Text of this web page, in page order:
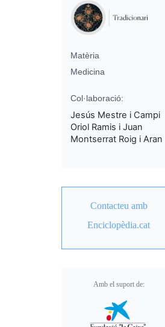
Matèria
Medicina
Col·laboració:
Jesús Mestre i Campi
Oriol Ramis i Juan
Montserrat Roig i Aran
Contacteu amb
Enciclopèdia.cat
Amb el suport de: